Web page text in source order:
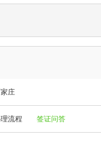
庄
流程 签证问答